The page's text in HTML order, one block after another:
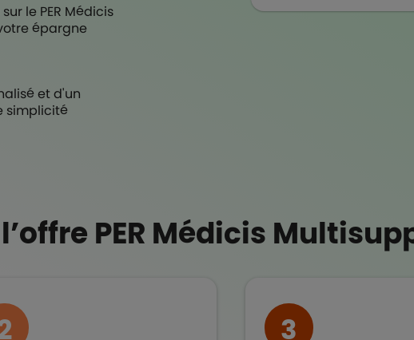
le PER Médicis
épargne
et d'un
simplicité
PER Médicis
3